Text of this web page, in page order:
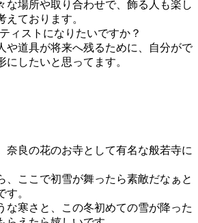
な場所や取り合わせで、飾る人も楽し
ております。
ィストになりたいですか？
や道具が将来へ残るために、自分がで
にしたいと思ってます。
奈良の花のお寺として有名な般若寺に
、ここで初雪が舞ったら素敵だなぁと
。
な寒さと、この冬初めての雪が降った